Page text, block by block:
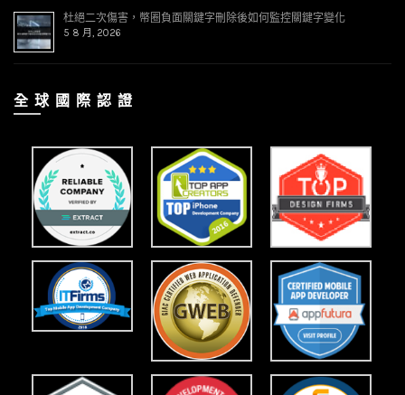
杜絕二次傷害，幣圈負面關鍵字刪除後如何監控關鍵字變化
5 8 月, 2026
全 球 國 際 認 證